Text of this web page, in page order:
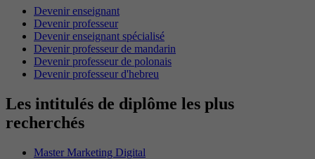
Devenir enseignant
Devenir professeur
Devenir enseignant spécialisé
Devenir professeur de mandarin
Devenir professeur de polonais
Devenir professeur d'hebreu
Les intitulés de diplôme les plus
recherchés
Master Marketing Digital